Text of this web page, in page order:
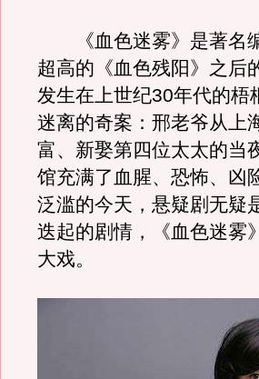
《血色迷雾》是著名
超高的《血色残阳》之后
发生在上世纪30年代的梧
迷离的奇案：邢老爷从上
富、新娶第四位太太的当
馆充满了血腥、恐怖、
泛滥的今天，悬疑剧无疑
迭起的剧情，《血色迷雾
大戏。